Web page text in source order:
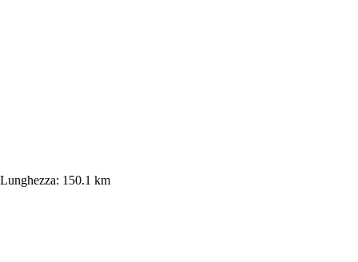
Lunghezza: 150.1 km